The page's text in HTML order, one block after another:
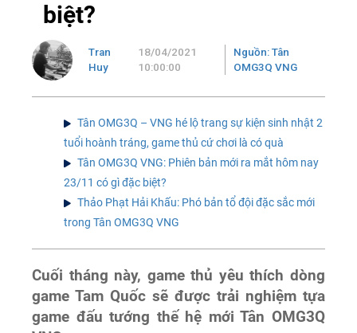
biệt?
Tran
Huy
18/04/2021
10:00:00
Nguồn: Tân
OMG3Q VNG
Tân OMG3Q – VNG hé lộ trang sự kiện sinh nhật 2
tuổi hoành tráng, game thủ cứ chơi là có quà
Tân OMG3Q VNG: Phiên bản mới ra mắt hôm nay
23/11 có gì đặc biệt?
Thảo Phạt Hải Khấu: Phó bản tổ đội đặc sắc mới
trong Tân OMG3Q VNG
Cuối tháng này, game thủ yêu thích dòng
game Tam Quốc sẽ được trải nghiệm tựa
game đấu tướng thế hệ mới Tân OMG3Q